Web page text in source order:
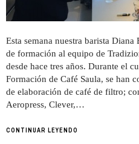
Esta semana nuestra barista
de formación al equipo de
desde hace tres años. Durante el
Formación de Café Saula, se han
de elaboración de café de filtro;
Aeropress, Clever,…
CONTINUAR LEYENDO